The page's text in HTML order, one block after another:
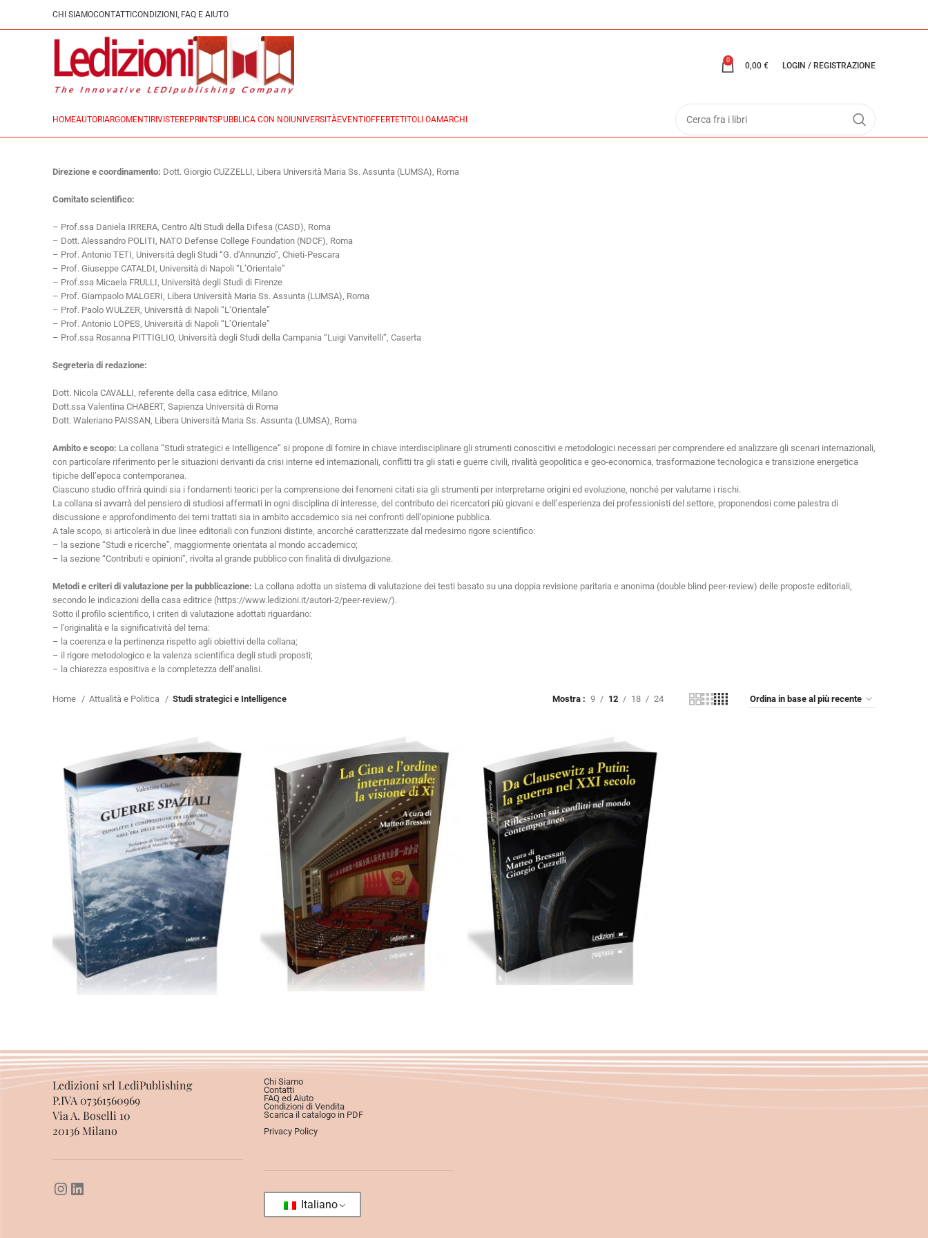
CHI SIAMOCONTATTI CONDIZIONI, FAQ E AIUTO
0
0,00 € LOGIN / REGISTRAZIONE
HOMEAUTORI ARGOMENTI RIVISTEREPRINTSPUBBLICA CON NOI UNIVERSITÀEVENTI OFFERTETITOLI OAMARCHI
Direzione e coordinamento: Dott. Giorgio CUZZELLI, Libera Università Maria Ss. Assunta (LUMSA), Roma
Comitato scientifico:
– Prof.ssa Daniela IRRERA, Centro Alti Studi della Difesa (CASD), Roma
– Dott. Alessandro POLITI, NATO Defense College Foundation (NDCF), Roma
– Prof. Antonio TETI, Università degli Studi “G. d’Annunzio”, Chieti-Pescara
– Prof. Giuseppe CATALDI, Università di Napoli “L’Orientale”
– Prof.ssa Micaela FRULLI, Università degli Studi di Firenze
– Prof. Giampaolo MALGERI, Libera Università Maria Ss. Assunta (LUMSA), Roma
– Prof. Paolo WULZER, Università di Napoli “L’Orientale”
– Prof. Antonio LOPES, Università di Napoli “L’Orientale”
– Prof.ssa Rosanna PITTIGLIO, Università degli Studi della Campania “Luigi Vanvitelli”, Caserta
Segreteria di redazione:
Dott. Nicola CAVALLI, referente della casa editrice, Milano
Dott.ssa Valentina CHABERT, Sapienza Università di Roma
Dott. Waleriano PAISSAN, Libera Università Maria Ss. Assunta (LUMSA), Roma
Ambito e scopo: La collana “Studi strategici e Intelligence” si propone di fornire in chiave interdisciplinare gli strumenti conoscitivi e metodologici necessari per comprendere ed analizzare gli scenari internazionali,
con particolare riferimento per le situazioni derivanti da crisi interne ed internazionali, conflitti tra gli stati e guerre civili, rivalità geopolitica e geo-economica, trasformazione tecnologica e transizione energetica
tipiche dell’epoca contemporanea.
Ciascuno studio offrirà quindi sia i fondamenti teorici per la comprensione dei fenomeni citati sia gli strumenti per interpretarne origini ed evoluzione, nonché per valutarne i rischi.
La collana si avvarrà del pensiero di studiosi affermati in ogni disciplina di interesse, del contributo dei ricercatori più giovani e dell’esperienza dei professionisti del settore, proponendosi come palestra di
discussione e approfondimento dei temi trattati sia in ambito accademico sia nei confronti dell’opinione pubblica.
A tale scopo, si articolerà in due linee editoriali con funzioni distinte, ancorché caratterizzate dal medesimo rigore scientifico:
– la sezione “Studi e ricerche”, maggiormente orientata al mondo accademico;
– la sezione “Contributi e opinioni”, rivolta al grande pubblico con finalità di divulgazione.
Metodi e criteri di valutazione per la pubblicazione: La collana adotta un sistema di valutazione dei testi basato su una doppia revisione paritaria e anonima (double blind peer-review) delle proposte editoriali,
secondo le indicazioni della casa editrice (https://www.ledizioni.it/autori-2/peer-review/).
Sotto il profilo scientifico, i criteri di valutazione adottati riguardano:
– l’originalità e la significatività del tema:
– la coerenza e la pertinenza rispetto agli obiettivi della collana;
– il rigore metodologico e la valenza scientifica degli studi proposti;
– la chiarezza espositiva e la completezza dell’analisi.
Home Attualità e Politica Studi strategici e Intelligence Mostra 9 12 18 24
CartaceoeBook in ePub
6,99 18,00€
Scegli
CartaceoeBook in ePub
12,90 €
Scegli
Cartaceo eBook in ePub
8,99€
Ledizioni srl LediPublishing
P.IVA 07361560969
Via A. Boselli 10
20136 Milano
Chi Siamo
Contatti
FAQ ed Aiuto
Condizioni di Vendita
Scarica il catalogo in PDF
Privacy Policy
Italiano